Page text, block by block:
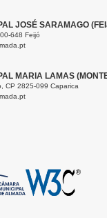
JOSÉ SARAMAGO
648 Feijó
MARIA LAMAS
CP 2825-099 Caparica